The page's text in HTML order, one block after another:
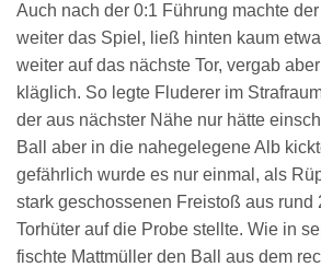
Auch nach der 0:1 Führung machte
weiter das Spiel, ließ hinten kaum
weiter auf das nächste Tor, vergab
kläglich. So legte Fluderer im
der aus nächster Nähe nur hätte
Ball aber in die nahegelegene Alb
gefährlich wurde es nur einmal, als
stark geschossenen Freistoß aus rund
Torhüter auf die Probe stellte. Wie in
fischte Mattmüller den Ball aus dem